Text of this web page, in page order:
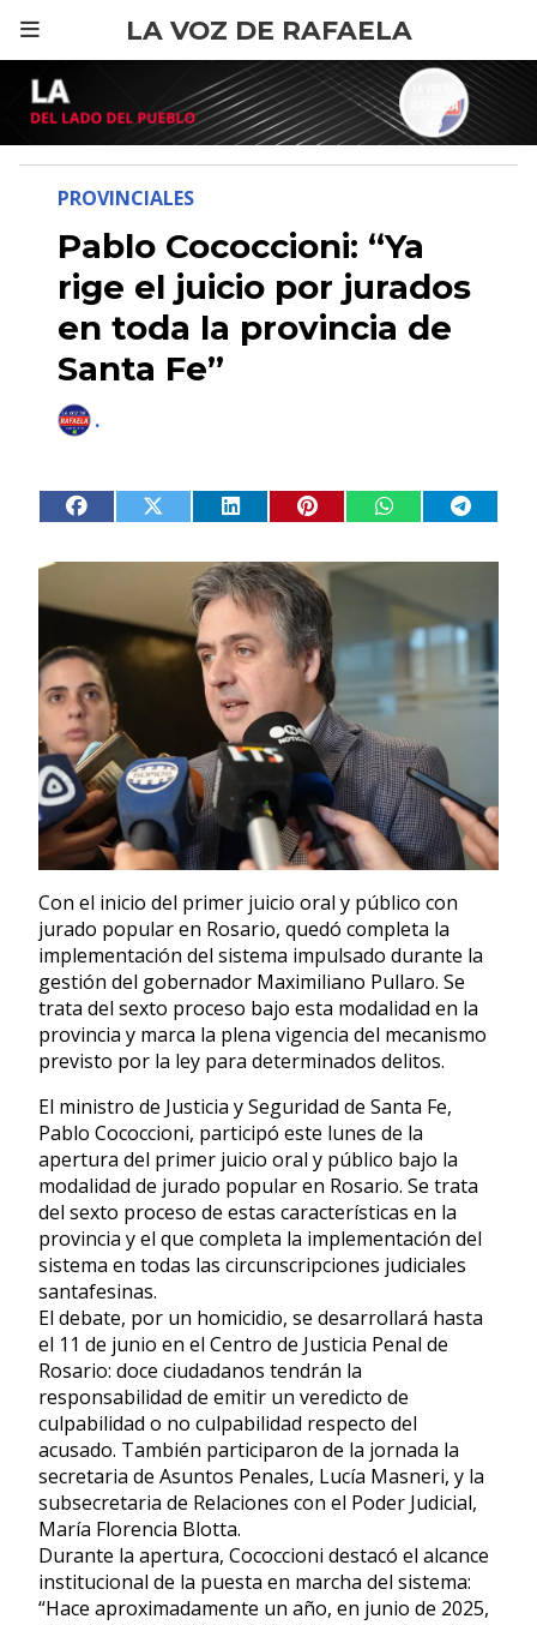
LA VOZ DE RAFAELA
Pablo Cococcioni: “Ya
rige el juicio por jurados
en toda la provincia de
Santa Fe”
PROVINCIALES
.
Con el inicio del primer juicio oral y público con
jurado popular en Rosario, quedó completa la
implementación del sistema impulsado durante la
gestión del gobernador Maximiliano Pullaro. Se
trata del sexto proceso bajo esta modalidad en la
provincia y marca la plena vigencia del mecanismo
previsto por la ley para determinados delitos.
El ministro de Justicia y Seguridad de Santa Fe,
Pablo Cococcioni, participó este lunes de la
apertura del primer juicio oral y público bajo la
modalidad de jurado popular en Rosario. Se trata
del sexto proceso de estas características en la
provincia y el que completa la implementación del
sistema en todas las circunscripciones judiciales
santafesinas.
El debate, por un homicidio, se desarrollará hasta
el 11 de junio en el Centro de Justicia Penal de
Rosario: doce ciudadanos tendrán la
responsabilidad de emitir un veredicto de
culpabilidad o no culpabilidad respecto del
acusado. También participaron de la jornada la
secretaria de Asuntos Penales, Lucía Masneri, y la
subsecretaria de Relaciones con el Poder Judicial,
María Florencia Blotta.
Durante la apertura, Cococcioni destacó el alcance
institucional de la puesta en marcha del sistema:
“Hace aproximadamente un año, en junio de 2025,